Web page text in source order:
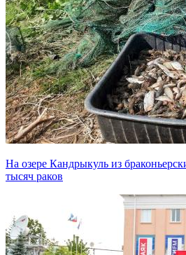
На озере Кандрыкуль из
тысяч раков